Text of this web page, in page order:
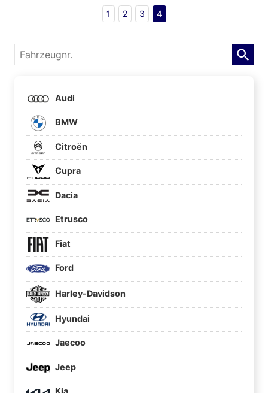
1 2 3 4
Fahrzeugnr.
Audi
BMW
Citroën
Cupra
Dacia
Etrusco
Fiat
Ford
Harley-Davidson
Hyundai
Jaecoo
Jeep